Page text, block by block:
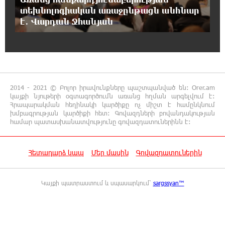
գյուղտեխնիկայից մինչև անվճար երթուղի. Անդրանիկ
Գևորգյան
18:08:44 7-08-2026
Դանակահարություն՝ Մասիսի
գազալցակայաններից մեկի մոտ.
կասկածյալը ձերբակալվել է
17:58:24 7-08-2026
Դատական նիստից հետո Մայր Տաճարում
ժողովրդի հետ
տեխնոլոգիական առաջընթացն անհնար
է․ Վարդան Ջհանյան
2014 - 2021 © Բոլոր իրավունքները պաշտպանված են: Orer.am
կայքի նյութերի օգտագործումն առանց հղման արգելվում է:
Հրապարակման հեղինակի կարծիքը ոչ միշտ է համընկնում
խմբագրության կարծիքի հետ: Գովազդների բովանդակության
համար պատասխանատվությունը գովազդատուներինն է:
Հետադարձ կապ Մեր մասին Գովազդատուներին
Կայքի պատրաստում և սպասարկում՝ sargssyan™